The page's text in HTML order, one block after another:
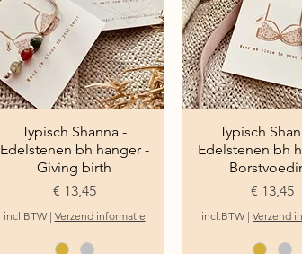
Snel overzicht
Typisch Shanna -
Edelstenen bh hanger -
Giving birth
Prijs
€ 13,45
incl.BTW | Verzend informatie
Snel
Typisch
Edelstenen bh
Prijs
€ 13,45
incl.BTW | Verzend